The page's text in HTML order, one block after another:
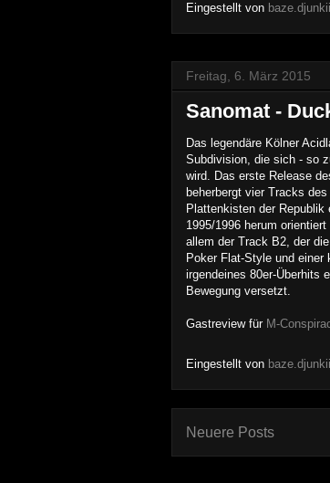
Eingestellt von
Freitag, 6. März 2015
Sanomat -
Das legendäre Kölner
Subdivision, die sich - so
wird. Das erste Release
beherbergt vier Tracks
Plattenkisten der
1995/1996 herum
allem der Track B2, der
Poker Flat-Style und einer
irgendeines 80er-Überhits
Bewegung versetzt.
Gastreview für M-Co
Eingestellt von
Neuere Posts